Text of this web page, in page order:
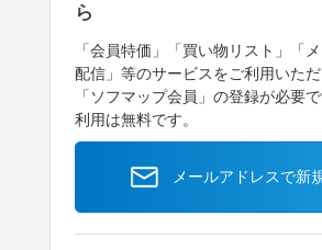
ら
「会員特価」「買い物リスト」「
配信」等のサービスをご利用いただ
「ソフマップ会員」の登録が必要
利用は無料です。
メールアドレスで新